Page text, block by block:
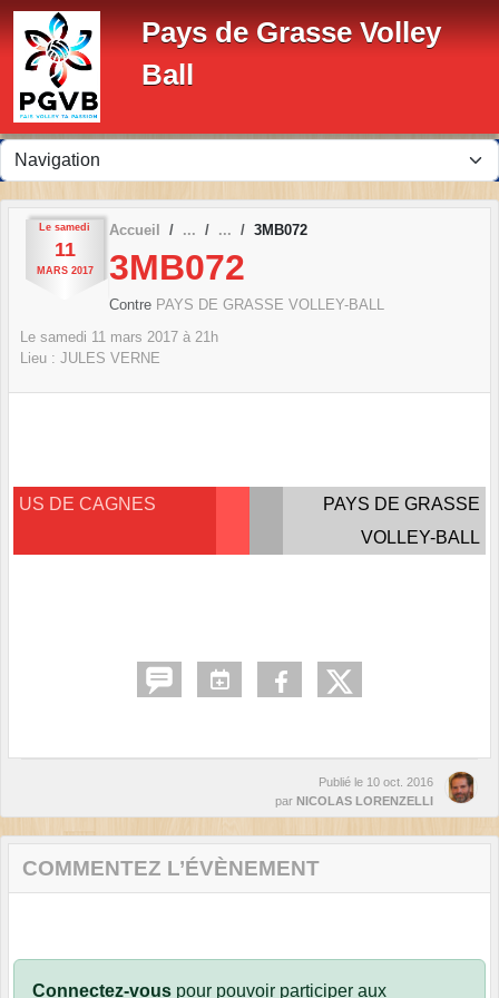
Pays de Grasse Volley
Ball
Le samedi
11
MARS 2017
Accueil 3MB072
3MB072
Contre PAYS DE GRASSE VOLLEY-BALL
Le samedi 11 mars 2017 à 21h
Lieu : JULES VERNE
US DE CAGNES
PAYS DE GRASSE
VOLLEY-BALL
Publié le 10 oct. 2016
par NICOLAS LORENZELLI
COMMENTEZ L’ÉVÈNEMENT
Connectez-vous pour pouvoir participer aux
Panneau de gestion des cookies